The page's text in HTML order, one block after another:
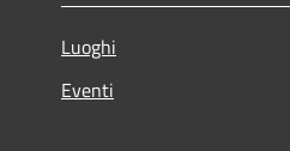
Luoghi
Eventi